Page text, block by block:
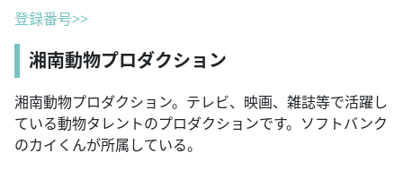
登録番号>>
湘南動物プロダクション
湘南動物プロダクション。テレビ、映画、雑誌等で活躍し
ている動物タレントのプロダクションです。ソフトバンク
のカイくんが所属している。